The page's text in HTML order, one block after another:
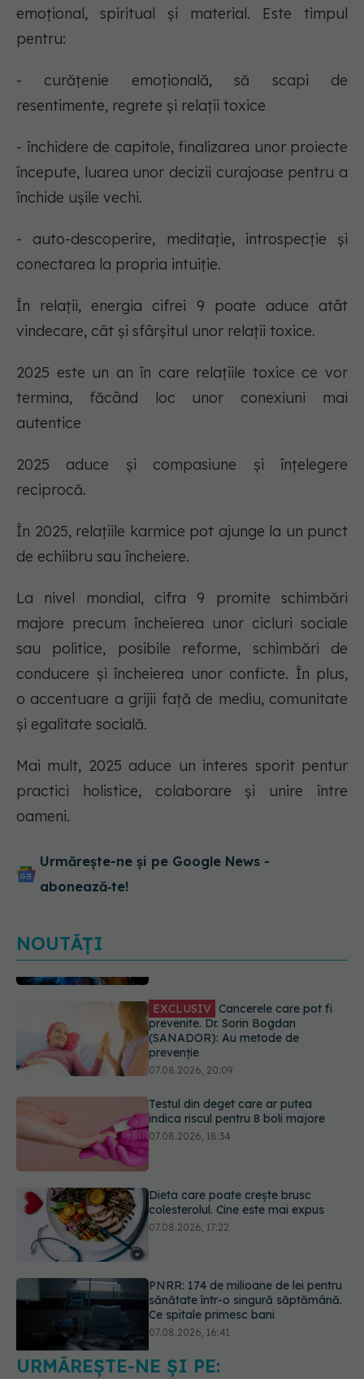
emoțional, spiritual și material. Este timpul
pentru:
- curățenie emoțională, să scapi de
resentimente, regrete și relații toxice
- închidere de capitole, finalizarea unor proiecte
începute, luarea unor decizii curajoase pentru a
închide ușile vechi.
- auto-descoperire, meditație, introspecție și
conectarea la propria intuiție.
În relații, energia cifrei 9 poate aduce atât
vindecare, cât și sfârșitul unor relații toxice.
2025 este un an în care relațiile toxice ce vor
termina, făcând loc unor conexiuni mai
autentice
2025 aduce și compasiune și înțelegere
reciprocă.
În 2025, relațiile karmice pot ajunge la un punct
de echiibru sau încheiere.
La nivel mondial, cifra 9 promite schimbări
majore precum încheierea unor cicluri sociale
sau politice, posibile reforme, schimbări de
conducere și încheierea unor conficte. În plus,
o accentuare a grijii față de mediu, comunitate
și egalitate socială.
Mai mult, 2025 aduce un interes sporit pentur
practici holistice, colaborare și unire între
oameni.
Urmărește-ne și pe Google News -
abonează‑te!
NOUTĂȚI
EXCLUSIV
Cancerele care pot fi
prevenite. Dr. Sorin Bogdan
(SANADOR): Au metode de
prevenție
07.08.2026, 20:09
Testul din deget care ar putea
indica riscul pentru 8 boli majore
07.08.2026, 18:34
Dieta care poate crește brusc
colesterolul. Cine este mai expus
PNRR: 174 de milioane de lei pentru
sănătate într-o singură săptămână.
Ce spitale primesc bani
07.08.2026, 16:41
Ce spune culoarea ta preferată
URMĂREȘTE-NE ȘI PE: